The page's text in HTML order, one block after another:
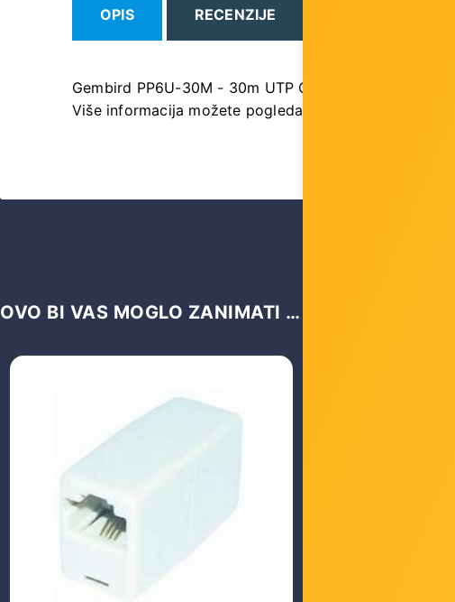
OPIS RECENZIJE
Gembird PP6U-30M - 30m UTP Cat6 AWG26 CCA Grey
Više informacija možete pogledati
OVO BI VAS MOGLO ZANIMATI …